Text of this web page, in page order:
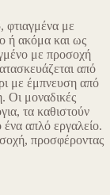
, φτιαγμένα με
ή ακόμα και ως
με προσοχή
από
με έμπνευση από
Οι μοναδικές
τα καθιστούν
ένα απλό εργαλείο.
προσφέροντας